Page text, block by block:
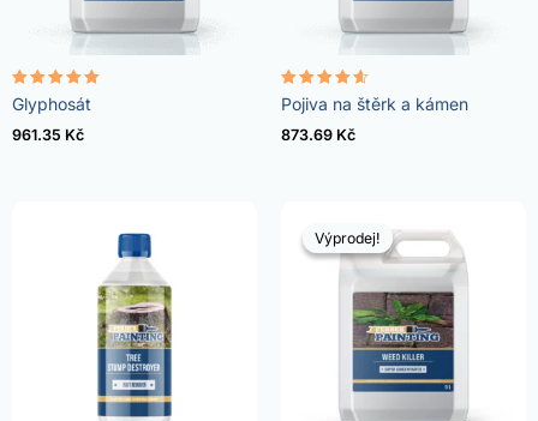
Hodnocení
4.96
z 5
Glyphosát
961.35 Kč
Hodnocení
4.57
z 5
Pojiva na štěrk a kámen
873.69 Kč
Výprodej!
Výprodej!